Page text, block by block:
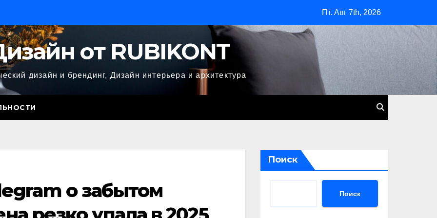
Пт. Авг 7th, 2026
от RUBIKONT
дизайн и брендинг, Дизайн интерьера и архитектура
о забытом
Поиск
Поиск